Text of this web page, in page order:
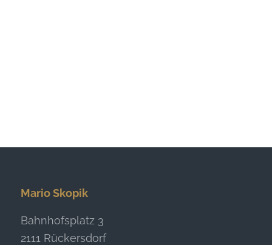
Mario Skopik
Bahnhofsplatz 3
2111 Rückersdorf